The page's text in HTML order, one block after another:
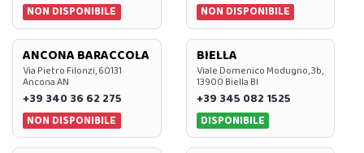
NON DISPONIBILE
NON DISPONIBILE
ANCONA BARACCOLA
Via Pietro Filonzi, 60131
Ancona AN
+39 340 36 62 275
NON DISPONIBILE
BIELLA
Viale Domenico Modugno, 3b,
13900 Biella BI
+39 345 082 1525
DISPONIBILE